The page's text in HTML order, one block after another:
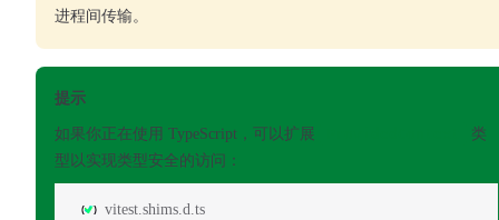
进程间传输。
提示
如果你正在使用 TypeScript，可以扩展
类
型以实现类型安全的访问：
vitest.shims.d.ts